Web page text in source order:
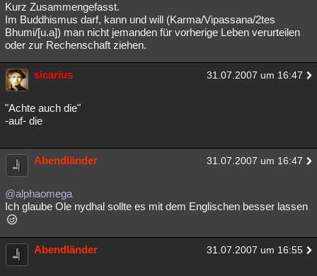
Kurz Zusammengefasst.
Im Buddhismus darf, kann und will (Karma/Vipassana/2tes
Bhumi/[u.a]) man nicht jemanden für vorherige Leben verurteilen
oder zur Rechenschaft ziehen.
sicarius 31.07.2007 um 16:47
"Achte auch die"
-auf- die
Abendländer 31.07.2007 um 16:47
@alphaomega
Ich glaube Ole nydhal sollte es mit dem Englischen besser lassen
Abendländer 31.07.2007 um 16:55